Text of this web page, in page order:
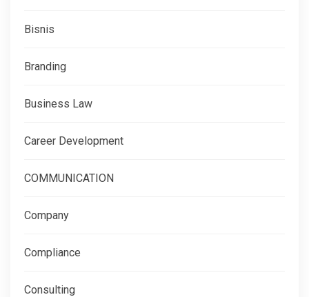
Bisnis
Branding
Business Law
Career Development
COMMUNICATION
Company
Compliance
Consulting